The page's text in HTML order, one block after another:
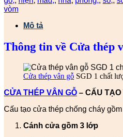
vòm
Mô tả
Thông tin về Cửa thép
Cửa thép vân gỗ SGD 1 chất
CỬA THÉP VÂN GỖ – CẤU
Cấu tạo cửa thép chống cháy
Cánh cửa gồm 3 lớp